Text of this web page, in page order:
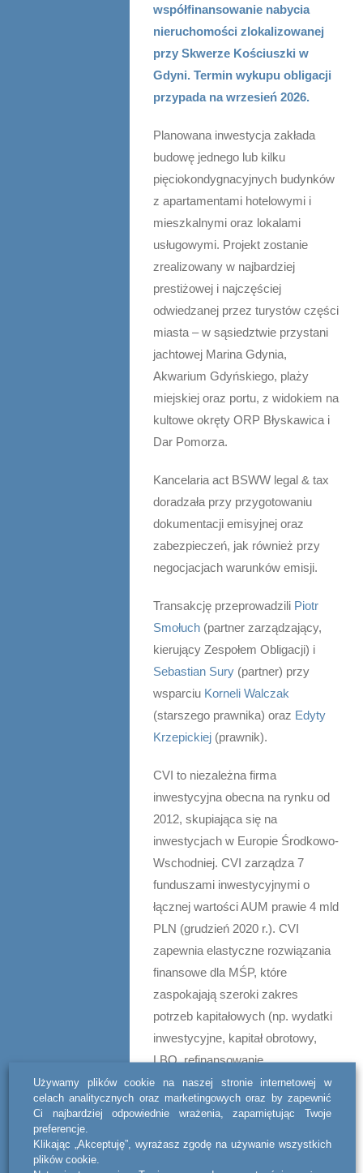
współfinansowanie nabycia
nieruchomości zlokalizowanej
przy Skwerze Kościuszki w
Gdyni. Termin wykupu obligacji
przypada na wrzesień 2026.
Planowana inwestycja zakłada
budowę jednego lub kilku
pięciokondygnacyjnych budynków
z apartamentami hotelowymi i
mieszkalnymi oraz lokalami
usługowymi. Projekt zostanie
zrealizowany w najbardziej
prestiżowej i najczęściej
odwiedzanej przez turystów części
miasta – w sąsiedztwie przystani
jachtowej Marina Gdynia,
Akwarium Gdyńskiego, plaży
miejskiej oraz portu, z widokiem na
kultowe okręty ORP Błyskawica i
Dar Pomorza.
Kancelaria act BSWW legal & tax
doradzała przy przygotowaniu
dokumentacji emisyjnej oraz
zabezpieczeń, jak również przy
negocjacjach warunków emisji.
Transakcję przeprowadzili Piotr
Smołuch(partner zarządzający,
kierujący Zespołem Obligacji) i
Sebastian Sury(partner) przy
wsparciu Korneli Walczak
(starszego prawnika) oraz Edyty
Krzepickiej(prawnik).
CVI to niezależna firma
inwestycyjna obecna na rynku od
2012, skupiająca się na
inwestycjach w Europie Środkowo-
Wschodniej. CVI zarządza 7
funduszami inwestycyjnymi o
łącznej wartości AUM prawie 4 mld
PLN (grudzień 2020 r.). CVI
zapewnia elastyczne rozwiązania
finansowe dla MŚP, które
zaspokajają szeroki zakres
potrzeb kapitałowych (np. wydatki
inwestycyjne, kapitał obrotowy,
LBO, refinansowanie,
dokapitalizowanie i
restrukturyzacje).
Za pozyskanie finansowania
Używamy plików cookie na naszej stronie internetowej w
celach analitycznych oraz marketingowych oraz by zapewnić
Ci najbardziej odpowiednie wrażenia, zapamiętując Twoje
preferencje.
Klikając „Akceptuję”, wyrażasz zgodę na używanie wszystkich
plików cookie.